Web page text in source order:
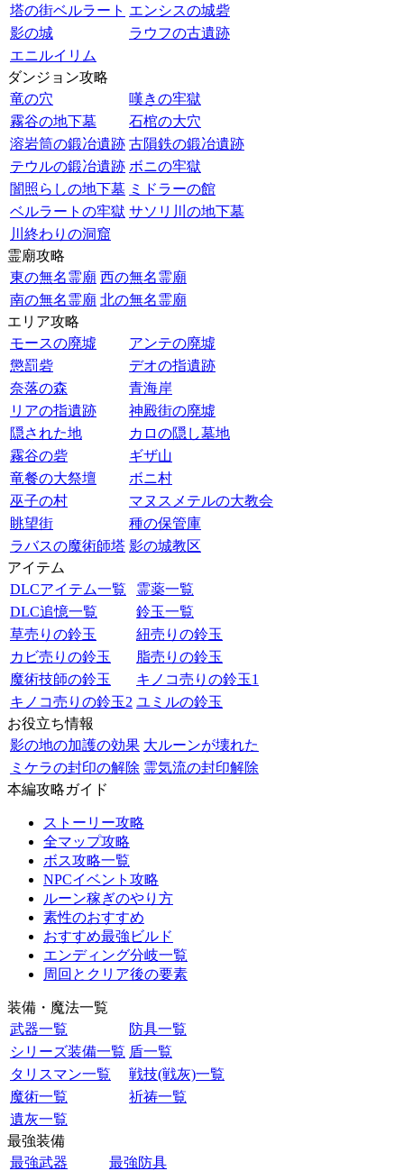
塔の街ベルラート エンシスの城砦
影の城
ラウフの古遺跡
エニルイリム
ダンジョン攻略
竜の穴
嘆きの牢獄
霧谷の地下墓
石棺の大穴
溶岩筒の鍛冶遺跡 古隕鉄の鍛冶遺跡
テウルの鍛冶遺跡 ボニの牢獄
闇照らしの地下墓 ミドラーの館
ベルラートの牢獄 サソリ川の地下墓
川終わりの洞窟
霊廟攻略
東の無名霊廟 西の無名霊廟
南の無名霊廟 北の無名霊廟
エリア攻略
モースの廃墟
アンテの廃墟
懲罰砦
デオの指遺跡
奈落の森
青海岸
リアの指遺跡
神殿街の廃墟
隠された地
カロの隠し墓地
霧谷の砦
ギザ山
竜餐の大祭壇
ボニ村
巫子の村
マヌスメテルの大教会
眺望街
種の保管庫
ラバスの魔術師塔 影の城教区
アイテム
DLCアイテム一覧
霊薬一覧
DLC追憶一覧
鈴玉一覧
草売りの鈴玉
紐売りの鈴玉
カビ売りの鈴玉
脂売りの鈴玉
魔術技師の鈴玉
キノコ売りの鈴玉1
キノコ売りの鈴玉2 ユミルの鈴玉
お役立ち情報
影の地の加護の効果 大ルーンが壊れた
ミケラの封印の解除 霊気流の封印解除
本編攻略ガイド
ストーリー攻略
全マップ攻略
ボス攻略一覧
NPCイベント攻略
ルーン稼ぎのやり方
素性のおすすめ
おすすめ最強ビルド
エンディング分岐一覧
周回とクリア後の要素
装備・魔法一覧
武器一覧
防具一覧
シリーズ装備一覧 盾一覧
タリスマン一覧
戦技(戦灰)一覧
魔術一覧
祈祷一覧
遺灰一覧
最強装備
最強武器
最強防具